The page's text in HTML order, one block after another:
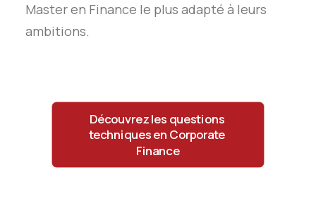
Master en Finance le plus adapté à leurs
ambitions.
Découvrez les questions
techniques en Corporate
Finance